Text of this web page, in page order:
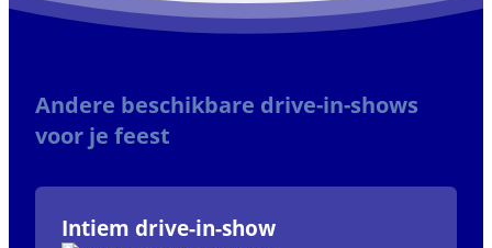
Andere beschikbare drive-in-shows
voor je feest
Intiem drive-in-show